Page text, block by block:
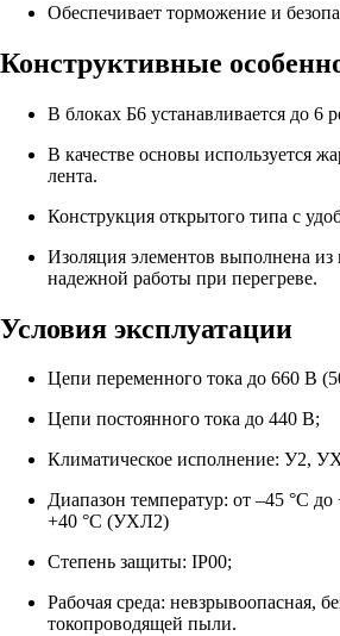
Обеспечивает торможение и
Конструктивные
В блоках Б6 устанавливается до 6
В качестве основы используется
лента.
Конструкция открытого типа с
Изоляция элементов выполнена из
надежной работы при перегреве.
Условия эксплуатации
Цепи переменного тока до 660 В
Цепи постоянного тока до 440 В;
Климатическое исполнение: У2,
Диапазон температур: от –45 °С
+40 °С (УХЛ2)
Степень защиты: IP00;
Рабочая среда: невзрывоопасная,
токопроводящей пыли.